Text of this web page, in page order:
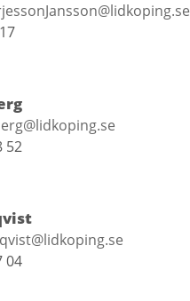
52
04